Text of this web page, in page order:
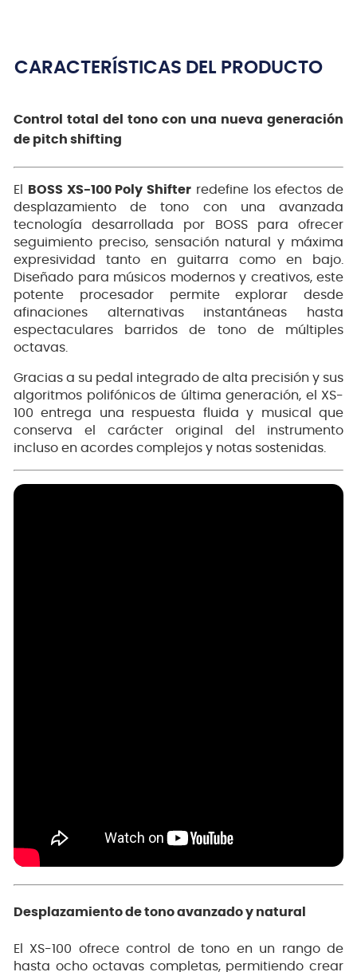
CARACTERÍSTICAS DEL PRODUCTO
Control total del tono con una nueva generación
de pitch shifting
El BOSS XS-100 Poly Shifter redefine los efectos de
desplazamiento de tono con una avanzada
tecnología desarrollada por BOSS para ofrecer
seguimiento preciso, sensación natural y máxima
expresividad tanto en guitarra como en bajo.
Diseñado para músicos modernos y creativos, este
potente procesador permite explorar desde
afinaciones alternativas instantáneas hasta
espectaculares barridos de tono de múltiples
octavas.
Gracias a su pedal integrado de alta precisión y sus
algoritmos polifónicos de última generación, el XS-
100 entrega una respuesta fluida y musical que
conserva el carácter original del instrumento
incluso en acordes complejos y notas sostenidas.
Desplazamiento de tono avanzado y natural
El XS-100 ofrece control de tono en un rango de
hasta ocho octavas completas, permitiendo crear